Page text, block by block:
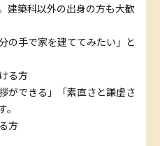
建築科以外の出身の方も大歓
の手で家を建ててみたい」と
る方
ができる」「素直さと謙虚さ
方